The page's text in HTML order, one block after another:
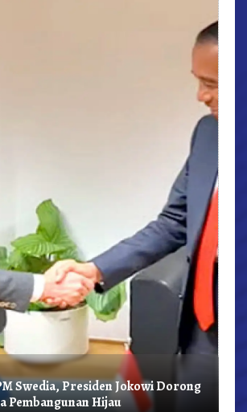
Swedia, Presiden Jokowi Dorong
Pembangunan Hijau